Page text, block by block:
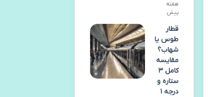
هفته
پیش
قطار
طوس یا
شهاب؟
مقایسه
کامل ۳
ستاره و
درجه ۱